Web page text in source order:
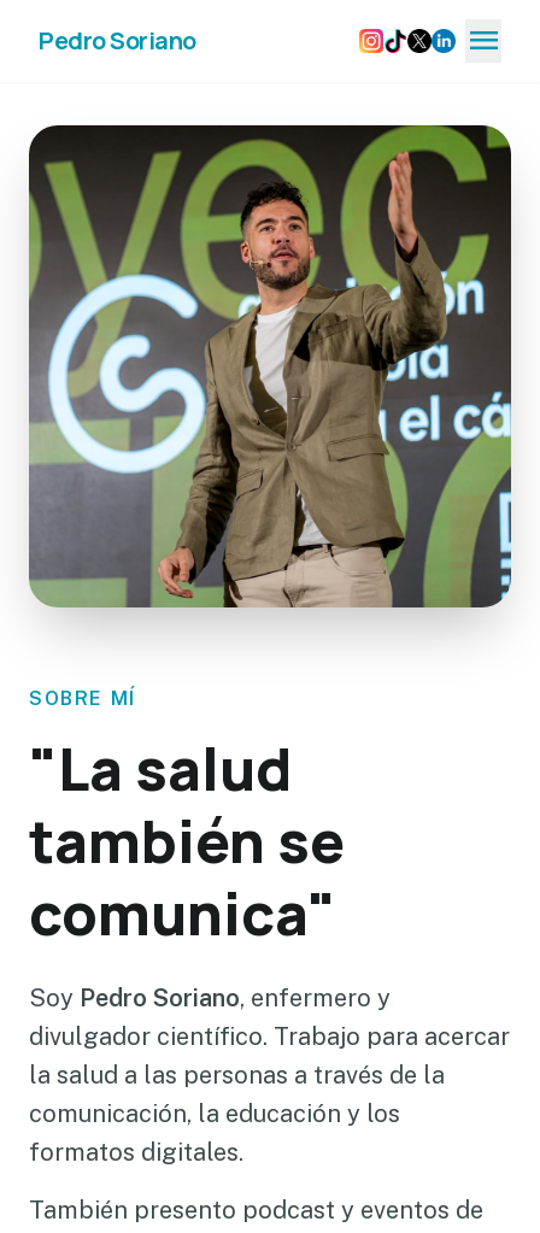
Pedro Soriano menu
SOBRE MÍ
"La salud
también se
comunica"
Soy Pedro Soriano, enfermero y
divulgador científico. Trabajo para acercar
la salud a las personas a través de la
comunicación, la educación y los
formatos digitales.
También presento podcast y eventos de